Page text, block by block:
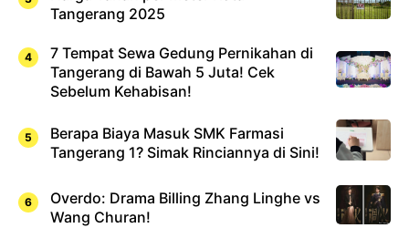
Tangerang 2025
7 Tempat Sewa Gedung Pernikahan di
Tangerang di Bawah 5 Juta! Cek
Sebelum Kehabisan!
Berapa Biaya Masuk SMK Farmasi
Tangerang 1? Simak Rinciannya di Sini!
Overdo: Drama Billing Zhang Linghe vs
Wang Churan!